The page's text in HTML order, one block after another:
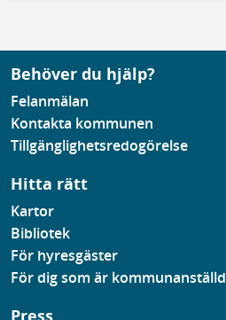
Behöver du hjälp?
Felanmälan
Kontakta kommunen
Tillgänglighetsredogörelse
Hitta rätt
Kartor
Bibliotek
För hyresgäster
För dig som är kommunanställd
Press